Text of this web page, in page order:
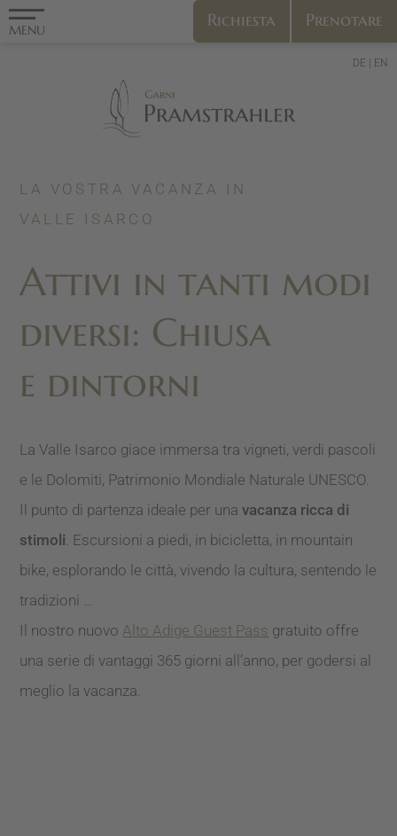
MENU
Richiesta Prenotare
DE EN
LA VOSTRA VACANZA IN
VALLE ISARCO
Attivi in tanti modi
diversi: Chiusa
e dintorni
La Valle Isarco giace immersa tra vigneti, verdi pascoli
e le Dolomiti, Patrimonio Mondiale Naturale UNESCO.
Il punto di partenza ideale per unavacanza ricca di
stimoli . Escursioni a piedi, in bicicletta, in mountain
bike, esplorando le città, vivendo la cultura, sentendo le
tradizioni …
Il nostro nuovo Alto Adige Guest Pass gratuito offre
una serie di vantaggi 365 giorni all’anno, per godersi al
meglio la vacanza.